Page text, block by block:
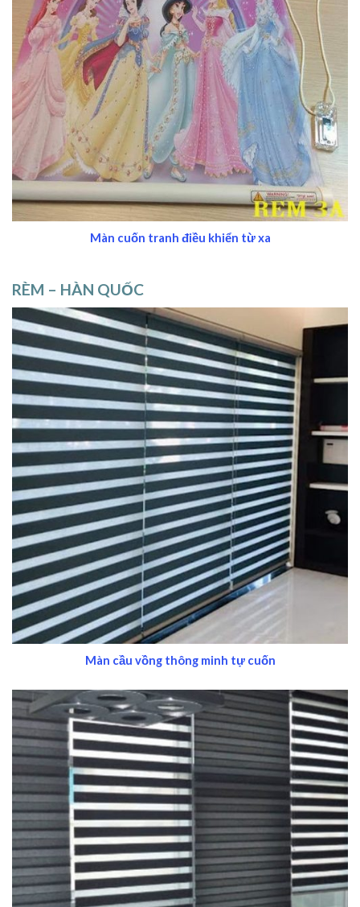
Màn cuốn tranh điều khiển từ xa
RÈM – HÀN QUỐC
Màn cầu vồng thông minh tự cuốn